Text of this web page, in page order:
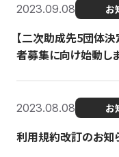
2023.09.08 お
【二次助成先5団体決
者募集に向け始動し
2023.08.08 お
利用規約改訂のお知